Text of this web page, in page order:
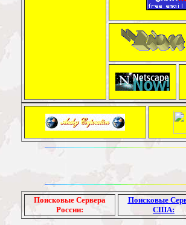
Поисковые Сервера
России:
Поисковые
США: